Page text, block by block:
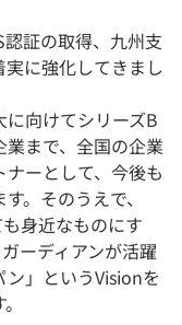
証の取得、九州支
に強化してきまし
向けてシリーズB
まで、全国の企業
ーとして、今後も
。そのうえで、
身近なものにす
ーディアンが活躍
」というVisionを